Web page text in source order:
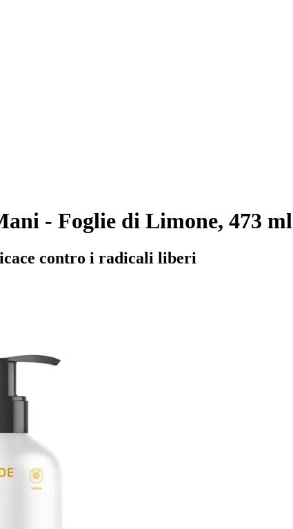
- Foglie di Limone, 473 ml
contro i radicali liberi